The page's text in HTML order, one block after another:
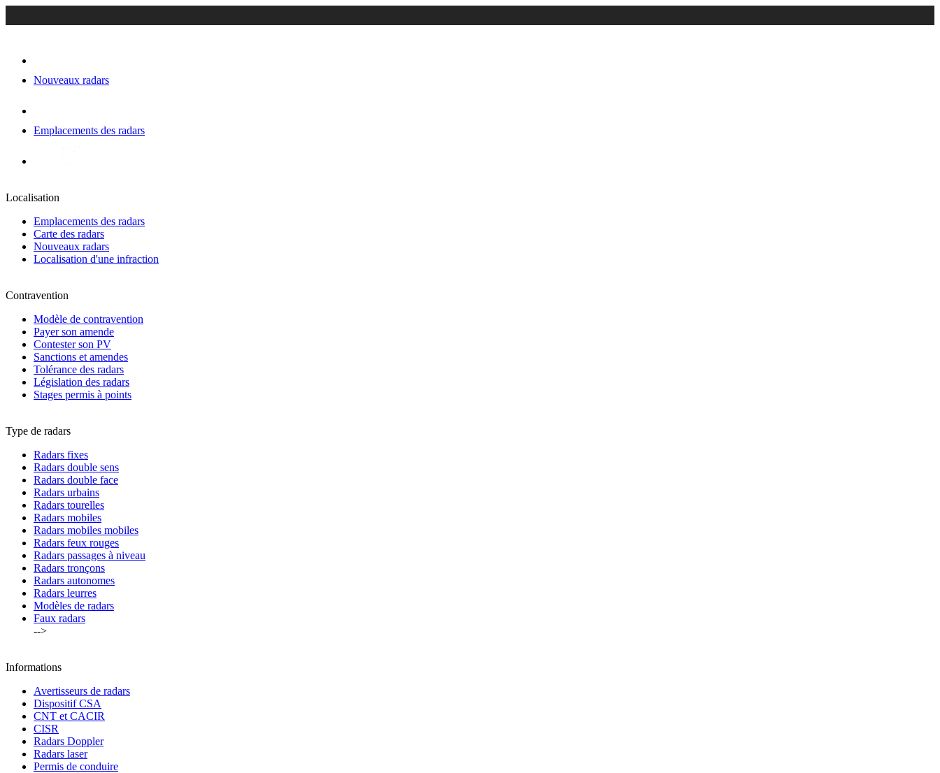
Nouveaux radars
Emplacements des radars
Localisation
Emplacements des radars
Carte des radars
Nouveaux radars
Localisation d'une infraction
Contravention
Modèle de contravention
Payer son amende
Contester son PV
Sanctions et amendes
Tolérance des radars
Législation des radars
Stages permis à points
Type de radars
Radars fixes
Radars double sens
Radars double face
Radars urbains
Radars tourelles
Radars mobiles
Radars mobiles mobiles
Radars feux rouges
Radars passages à niveau
Radars tronçons
Radars autonomes
Radars leurres
Modèles de radars
Faux radars
-->
Informations
Avertisseurs de radars
Dispositif CSA
CNT et CACIR
CISR
Radars Doppler
Radars laser
Permis de conduire